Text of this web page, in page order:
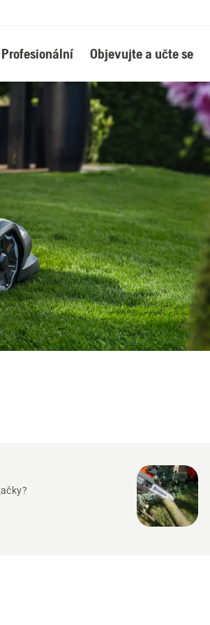
Profesionální Objevujte a učte se